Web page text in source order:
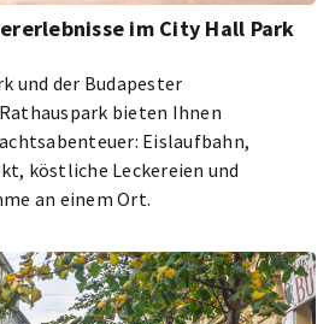
im City Hall Park
und der Budapester
bieten Ihnen
Eislaufbahn,
köstliche Leckereien und
an einem Ort.